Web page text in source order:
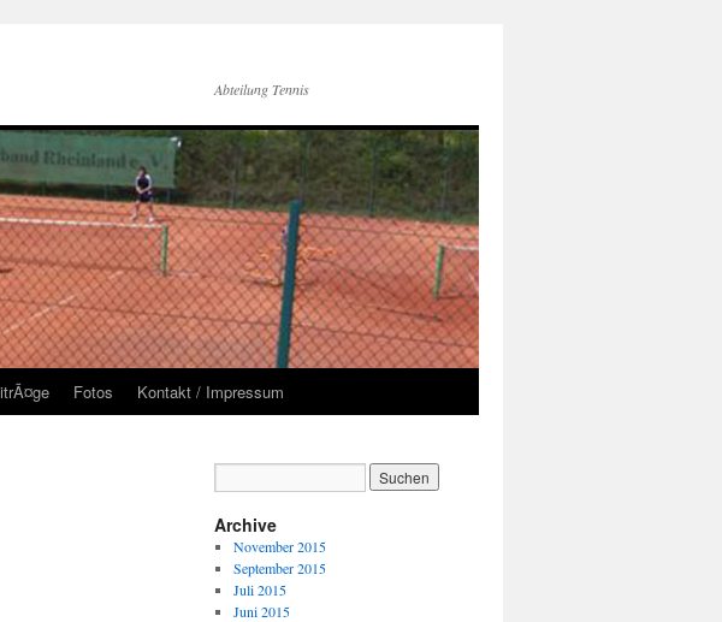
Abteilung Tennis
Fotos Kontakt / Impressum
Archive
November 2015
September 2015
Juli 2015
Juni 2015